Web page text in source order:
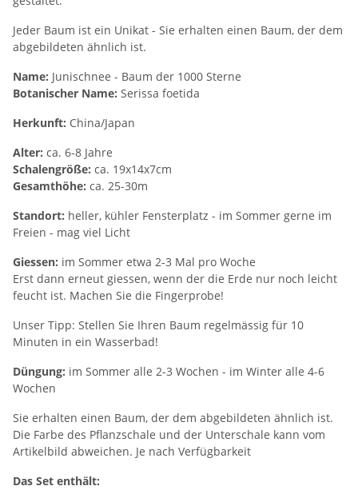
Jeder Baum ist ein Unikat - Sie erhalten einen Baum, der dem
abgebildeten ähnlich ist.
Name: Junischnee - Baum der 1000 Sterne
Botanischer Name: Serissa foetida
Herkunft: China/Japan
Alter: ca. 6-8 Jahre
Schalengröße: ca. 19x14x7cm
Gesamthöhe: ca. 25-30m
Standort: heller, kühler Fensterplatz - im Sommer gerne im
Freien - mag viel Licht
Giessen: im Sommer etwa 2-3 Mal pro Woche
Erst dann erneut giessen, wenn der die Erde nur noch leicht
feucht ist. Machen Sie die Fingerprobe!
Unser Tipp: Stellen Sie Ihren Baum regelmässig für 10
Minuten in ein Wasserbad!
Düngung: im Sommer alle 2-3 Wochen - im Winter alle 4-6
Wochen
Sie erhalten einen Baum, der dem abgebildeten ähnlich ist.
Die Farbe des Pflanzschale und der Unterschale kann vom
Artikelbild abweichen. Je nach Verfügbarkeit
Das Set enthält: